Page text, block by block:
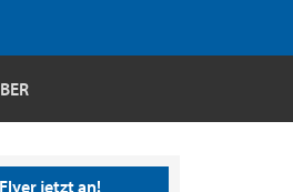
jetzt an!